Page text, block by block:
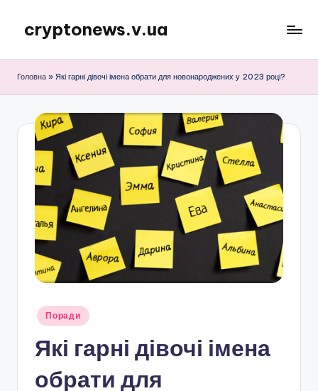
Перейти
вмісту
cryptonews.v.ua
криптовалют,
курси,
прогнози
гайди.
Головна » Які гарні дівочі імена обрати для новонароджених у 2023 році?
Опубліковано
Поради
Які гарні дівочі імена
обрати для